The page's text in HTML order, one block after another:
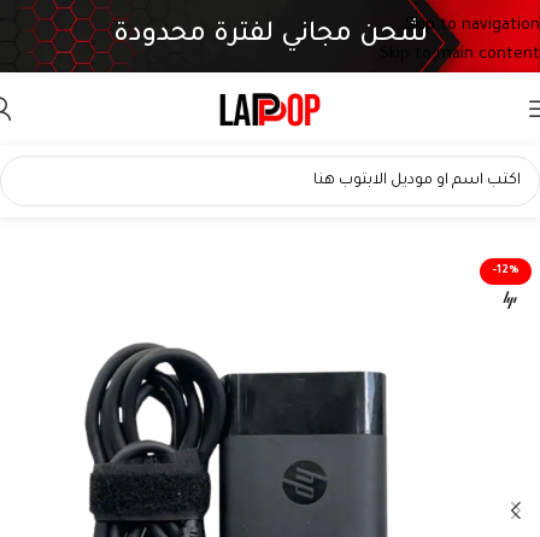
Skip to navigation
Skip to main content
شحن مجاني لفترة محدودة
شاحن HP USB-C أصلي OEM 90W TPN-DA08 | 20V 4.5A | تصميم بيضاوي
-12%